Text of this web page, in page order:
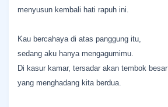
menyusun kembali hati rapuh ini.
Kau bercahaya di atas panggung itu,
sedang aku hanya mengagumimu.
Di kasur kamar, tersadar akan tembok besar
yang menghadang kita berdua.